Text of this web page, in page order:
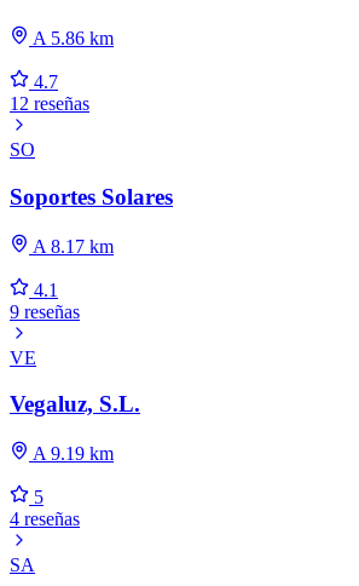
A 5.86 km
4.7
12 reseñas
SO
Soportes Solares
A 8.17 km
4.1
9 reseñas
VE
Vegaluz, S.L.
A 9.19 km
5
4 reseñas
SA